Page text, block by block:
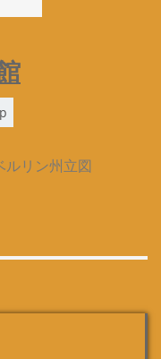
ルリン州立図